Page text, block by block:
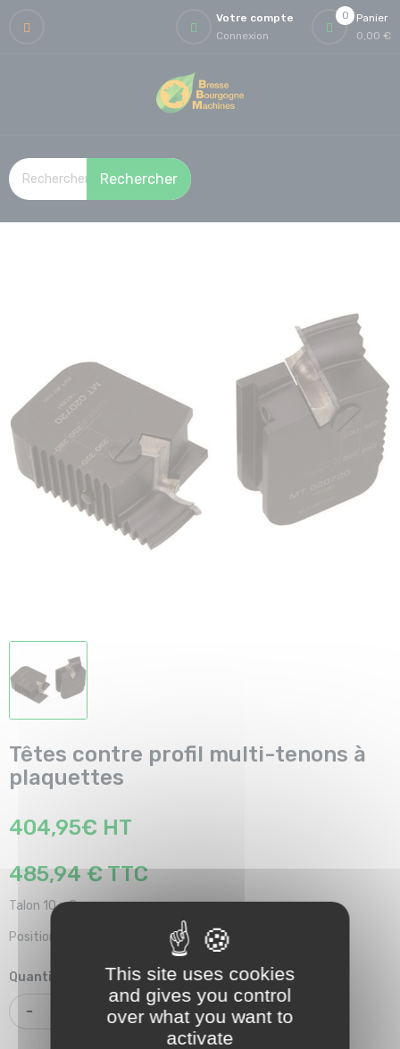
0
Panier
0,00 €
Votre compte
Connexion
Rechercher
Têtes contre profil multi-tenons à
plaquettes
404,95€ HT
485,94 € TTC
Talon 10 x 8 mm
Position : dessous
Quantité
AJOUTER AU PANIER
This site uses cookies
and gives you control
over what you want to
activate